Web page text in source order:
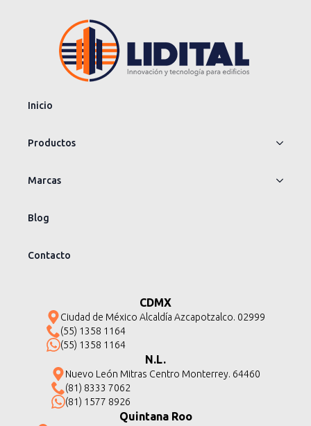
Inicio
Productos
Marcas
Blog
Contacto
CDMX
Ciudad de México Alcaldía Azcapotzalco. 02999
(55) 1358 1164
(55) 1358 1164
N.L.
Nuevo León Mitras Centro Monterrey. 64460
(81) 8333 7062
(81) 1577 8926
Quintana Roo